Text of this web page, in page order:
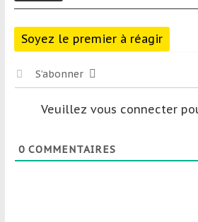
Soyez le premier à réagir
S’abonner
Veuillez vous connecter
0COMMENTAIRES